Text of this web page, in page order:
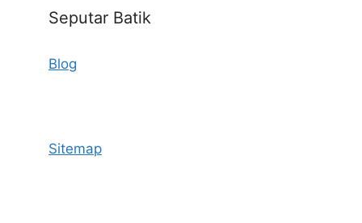
Seputar Batik
Blog
Sitemap